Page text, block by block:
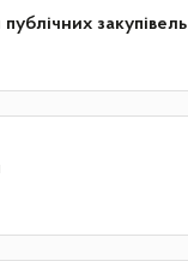
закупівель